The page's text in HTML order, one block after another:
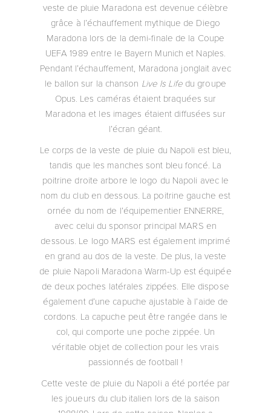
veste de pluie Maradona est devenue célèbre
grâce à l’échauffement mythique de Diego
Maradona lors de la demi-finale de la Coupe
UEFA 1989 entre le Bayern Munich et Naples.
Pendant l’échauffement, Maradona jonglait avec
le ballon sur la chanson Live Is Lifedu groupe
Opus. Les caméras étaient braquées sur
Maradona et les images étaient diffusées sur
l’écran géant.
Le corps de la veste de pluie du Napoli est bleu,
tandis que les manches sont bleu foncé. La
poitrine droite arbore le logo du Napoli avec le
nom du club en dessous. La poitrine gauche est
ornée du nom de l’équipementier ENNERRE,
avec celui du sponsor principal MARS en
dessous. Le logo MARS est également imprimé
en grand au dos de la veste. De plus, la veste
de pluie Napoli Maradona Warm-Up est équipée
de deux poches latérales zippées. Elle dispose
également d’une capuche ajustable à l’aide de
cordons. La capuche peut être rangée dans le
col, qui comporte une poche zippée. Un
véritable objet de collection pour les vrais
passionnés de football !
Cette veste de pluie du Napoli a été portée par
les joueurs du club italien lors de la saison